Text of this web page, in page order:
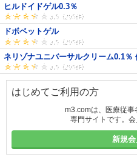
ヒルドイドゲル0.3％
ドボベットゲル
ネリゾナユニバーサルクリーム0.1％
はじめてご利用の方
m3.comは、医療従
専門サイトです。会
新規